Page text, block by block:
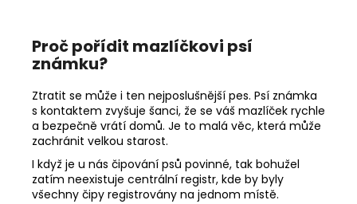
Proč pořídit mazlíčkovi psí
známku?
Ztratit se může i ten nejposlušnější pes. Psí známka
s kontaktem zvyšuje šanci, že se váš mazlíček rychle
a bezpečně vrátí domů. Je to malá věc, která může
zachránit velkou starost.
I když je u nás čipování psů povinné, tak bohužel
zatím neexistuje centrální registr, kde by byly
všechny čipy registrovány na jednom místě.